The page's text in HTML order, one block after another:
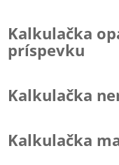
Kalkulačka
príspevku
Kalkulačka
Kalkulačka